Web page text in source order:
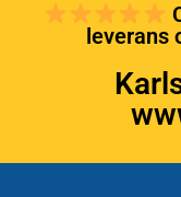
leverans